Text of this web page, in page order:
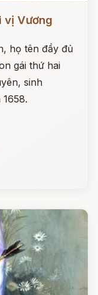
vị Vương
họ tên đầy đủ
gái thứ hai
sinh